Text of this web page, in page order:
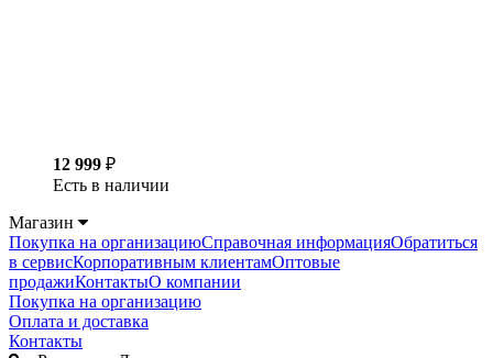
12 999 ₽
Есть в наличии
Магазин
Покупка на организациюСправочная информацияОбратиться
в сервисКорпоративным клиентамОптовые
продажиКонтактыО компании
Покупка на организацию
Оплата и доставка
Контакты